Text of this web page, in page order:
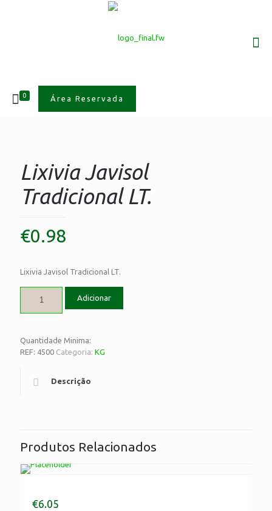
0 Área Reservada
Lixivia Javisol
Tradicional LT.
€0.98
Lixivia Javisol Tradicional LT.
Adicionar
Quantidade Minima:
REF: 4500 Categoria: KG
Descrição
Produtos Relacionados
€6.05